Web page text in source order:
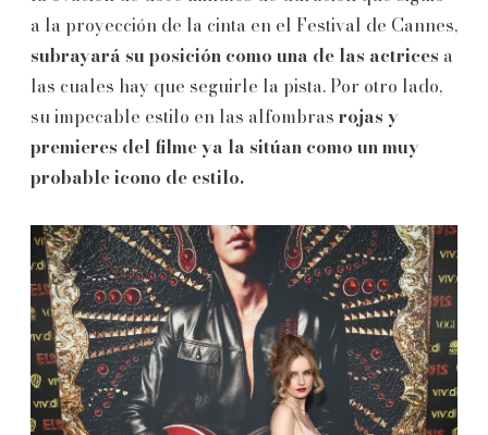
a la proyección de la cinta en el Festival de Cannes,
subrayará su posición como una de las actrices a
las cuales hay que seguirle la pista. Por otro lado,
su impecable estilo en las alfombras rojas y
premieres del filme ya la sitúan como un muy
probable icono de estilo.